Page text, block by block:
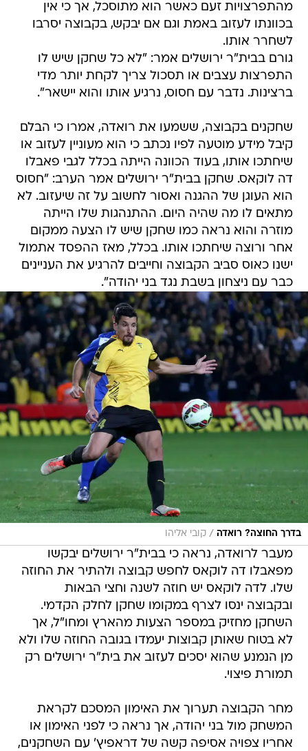
מהתפרצויות זעם כאשר הוא מתוסכל, אך כי אין
בכוונתו לעזוב באמת וגם אם יבקש, בקבוצה יסרבו
לשחרר אותו.
גורם בבית"ר ירושלים אמר: "לא כל שחקן שיש לו
התפרצות עצבים או תסכול צריך לקחת יותר מדי
ברצינות. נדבר עם חסוס, נרגיע אותו והוא יישאר".
שחקנים בקבוצה, ששמעו את רואדה, אמרו כי הבלם
קיבל מידע מוטעה לפיו נכתב כי הוא מעוניין לעזוב או
שיחתכו אותו, בעוד הכוונה הייתה בכלל לגבי פאבלו
דה לוקאס. שחקן בבית"ר ירושלים אמר הערב: "חסוס
הוא העוגן של ההגנה ואסור לחשוב על זה שיעזוב. לא
מתאים לו מה שהיה היום. ההתנהגות שלו הייתה
מוזרה והוא נראה כמו שחקן שיש לו הצעה ממקום
אחר ורוצה שיחתכו אותו. בכלל, מאז ההפסד אתמול
ישנו כאוס סביב הקבוצה וחייבים להרגיע את העניינים
כבר עם ניצחון בשבת נגד בני יהודה".
בדרך החוצה? רואדה / קובי אליהו
מעבר לרואדה, נראה כי בבית"ר ירושלים יבקשו
מפאבלו דה לוקאס לחפש קבוצה ולהתיר את החוזה
שלו. לדה לוקאס יש חוזה לשנה וחצי הבאות
ובקבוצה ינסו לצרף במקומו שחקן לחלק הקדמי.
השחקן מחזיק במספר הצעות מהארץ ומחו"ל, אך
לא בטוח שאותן קבוצות יעמדו בגובה החוזה שלו ולא
מן הנמנע שהוא יסכים לעזוב את בית"ר ירושלים רק
תמורת פיצוי.
מחר הקבוצה תערוך את האימון המסכם לקראת
המשחק מול בני יהודה, אך נראה כי לפני האימון או
אחריו צפויה אסיפה קשה של דראפיץ' עם השחקנים,